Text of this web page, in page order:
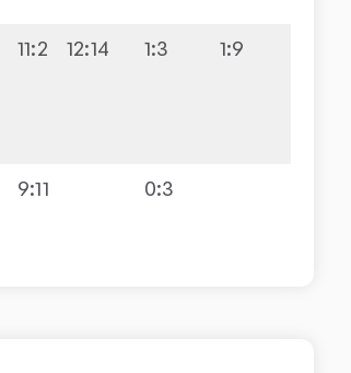
11:2 12:14 1:3 1:9
9:11 0:3